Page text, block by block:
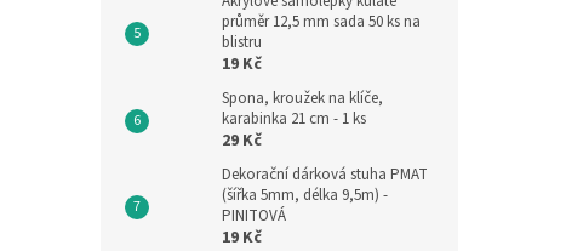
průměr 12,5 mm sada 50 ks na
blistru
19 Kč
Spona, kroužek na klíče,
karabinka 21 cm - 1 ks
29 Kč
Dekorační dárková stuha PMAT
(šířka 5mm, délka 9,5m) -
PINITOVÁ
19 Kč